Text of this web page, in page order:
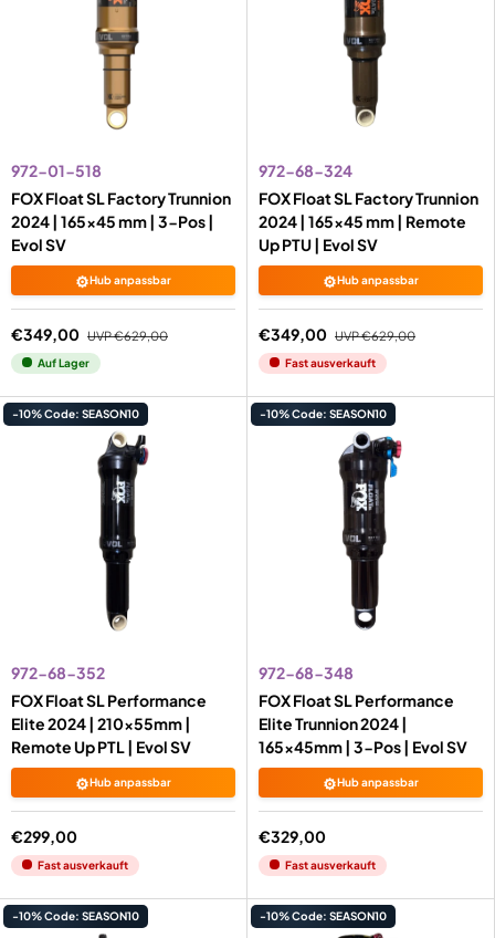
972-01-518
FOX Float SL Factory Trunnion
2024 | 165x45 mm | 3-Pos |
Evol SV
⚙️Hub anpassbar
€349,00 UVP€629,00
Auf Lager
972-68-324
FOX Float SL Factory Trunnion
2024 | 165x45 mm | Remote
Up PTU | Evol SV
⚙️Hub anpassbar
€349,00 UVP€629,00
Fast ausverkauft
-10% Code: SEASON10
972-68-352
FOX Float SL Performance
Elite 2024 | 210x55mm |
Remote Up PTL | Evol SV
⚙️Hub anpassbar
€299,00
Fast ausverkauft
-10% Code: SEASON10
972-68-348
FOX Float SL Performance
Elite Trunnion 2024 |
165x45mm | 3-Pos | Evol SV
⚙️Hub anpassbar
€329,00
Fast ausverkauft
-10% Code: SEASON10 -10% Code: SEASON10